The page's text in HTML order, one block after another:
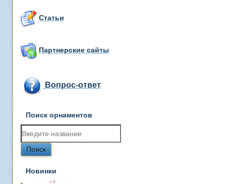
Статьи
Партнерские сайты
Вопрос-ответ
Поиск орнаментов
Новинки